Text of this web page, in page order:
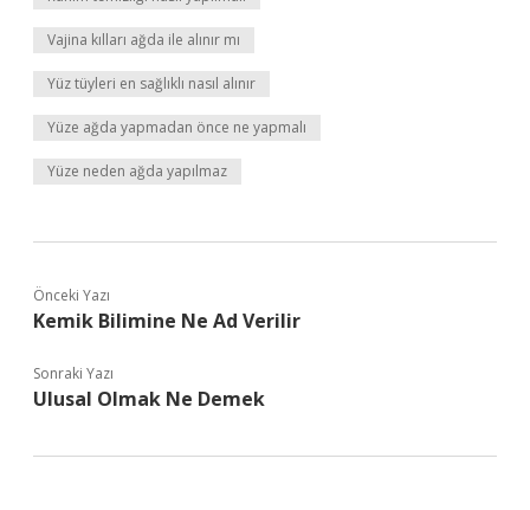
Vajina kılları ağda ile alınır mı
Yüz tüyleri en sağlıklı nasıl alınır
Yüze ağda yapmadan önce ne yapmalı
Yüze neden ağda yapılmaz
Önceki Yazı
Kemik Bilimine Ne Ad Verilir
Sonraki Yazı
Ulusal Olmak Ne Demek